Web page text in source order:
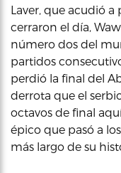
Laver, que acudió
cerraron el día,
número dos del
partidos
perdió la final del
derrota que el
octavos de final
épico que pasó a
más largo de su